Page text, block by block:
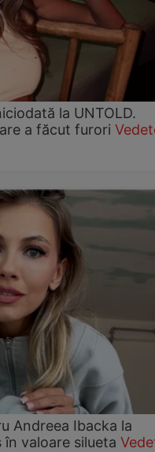
la UNTOLD.
a făcut furori
Andreea Ibacka la
în valoare silueta